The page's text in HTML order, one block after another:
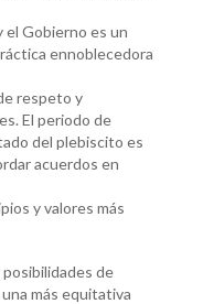
Gobierno es un
ennoblecedora
respeto y
El periodo de
del plebiscito es
acuerdos en
y valores más
de
más equitativa